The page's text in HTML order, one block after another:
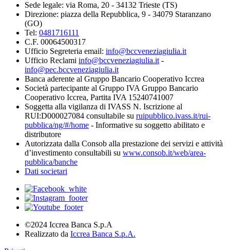
Sede legale: via Roma, 20 - 34132 Trieste (TS)
Direzione: piazza della Repubblica, 9 - 34079 Staranzano
(GO)
Tel: 0481716111
C.F. 00064500317
Ufficio Segreteria email: info@bccveneziagiulia.it
Ufficio Reclami info@bccveneziagiulia.it -
info@pec.bccveneziagiulia.it
Banca aderente al Gruppo Bancario Cooperativo Iccrea
Società partecipante al Gruppo IVA Gruppo Bancario
Cooperativo Iccrea, Partita IVA 15240741007
Soggetta alla vigilanza di IVASS N. Iscrizione al
RUI:D000027084 consultabile su ruipubblico.ivass.it/rui-
pubblica/ng/#/home - Informative su soggetto abilitato e
distributore
Autorizzata dalla Consob alla prestazione dei servizi e attività
d’investimento consultabili su www.consob.it/web/area-
pubblica/banche
Dati societari
©2024 Iccrea Banca S.p.A
Realizzato da Iccrea Banca S.p.A.